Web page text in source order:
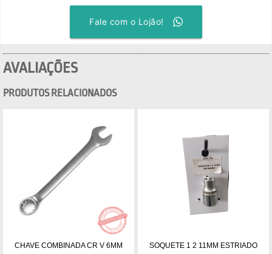
Fale com o Lojão!
AVALIAÇÕES
PRODUTOS RELACIONADOS
CHAVE COMBINADA CR V 6MM
SOQUETE 1 2 11MM ESTRIADO